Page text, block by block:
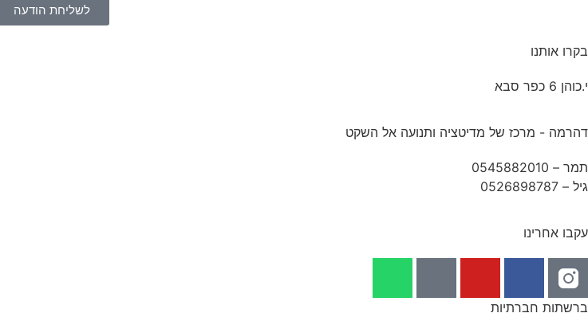
לשליחת הודעה
בקרו אותנו
י.כוהן 6 כפר סבא
דהרמה - מרכז של מדיטציה ותנועה אל השקט
תמר – 0545882010
גיל – 0526898787
עקבו אחרינו
ברשתות חברתיות